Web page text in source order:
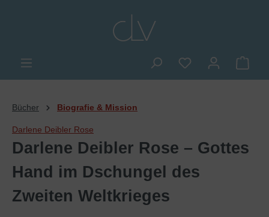
Du hast 0
Bücher Biografie & Mission
Darlene Deibler Rose
Darlene Deibler Rose – Gottes
Hand im Dschungel des
Zweiten Weltkrieges